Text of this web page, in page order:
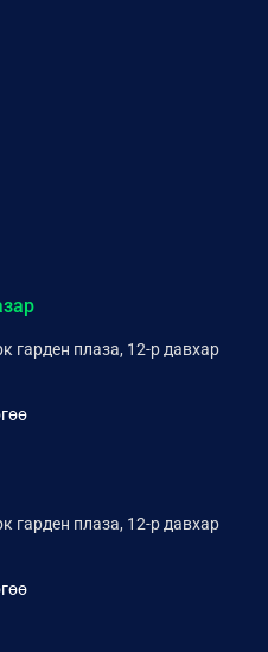
гарден плаза, 12-р давхар
гарден плаза, 12-р давхар